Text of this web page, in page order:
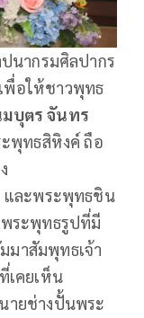
นากรมศิลปากร
พื่อให้ชาวพุทธ
บุตร จันทร
พุทธสิหิงค์ ถือ
และพระพุทธชิน
ระพุทธรูปที่มี
มาสัมพุทธเจ้า
เคยเห็น
ายช่างปั้นพระ